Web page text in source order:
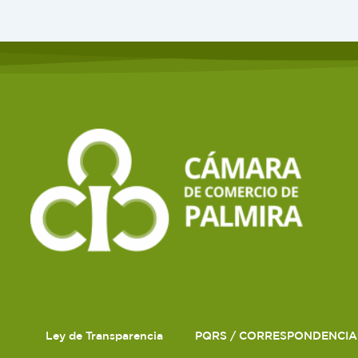
Ley de Transparencia PQRS / CORRESPONDENCIA